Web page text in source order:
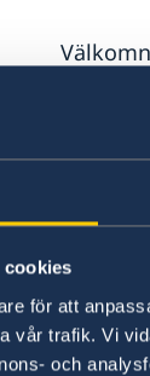
cookies
för att
vår trafik. Vi
och
The
11
of
the